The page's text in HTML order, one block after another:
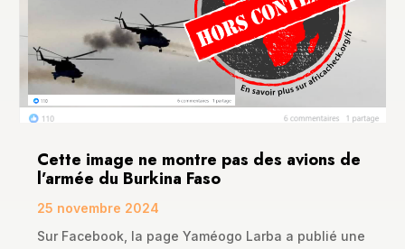
Cette image ne montre pas des avions de
l’armée du Burkina Faso
25 novembre 2024
Sur Facebook, la page Yaméogo Larba a publié une